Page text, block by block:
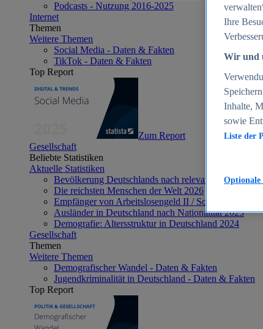
Podcasts - Nutzung 2016-2025
Internet
Themen
Weitere Themen
Social Media - Daten & Fakten
TikTok - Daten & Fakten
Top Report
Zum Report
Gesellschaft
Beliebte Statistiken
Aktuelle Statistiken
Bevölkerung Deutschlands nach relevanten
Die reichsten Menschen der Welt 2026
Empfänger von Arbeitslosengeld II / Sozialgeld /
Ausländer in Deutschland nach Nationalität 2025
Demografie: Altersstruktur in Deutschland 2024
Gesellschaft
Themen
Weitere Themen
Demografischer Wandel - Daten & Fakten
Jugendkriminalität in Deutschland - Daten & Fakten
Top Report
Ihre
Wir und
Inhalte,
sowie
Liste der
Optionale